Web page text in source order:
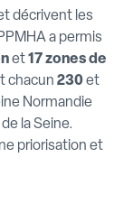
décrivent les
a permis
et17 zones de
chacun 230et
Normandie
la Seine.
priorisation et